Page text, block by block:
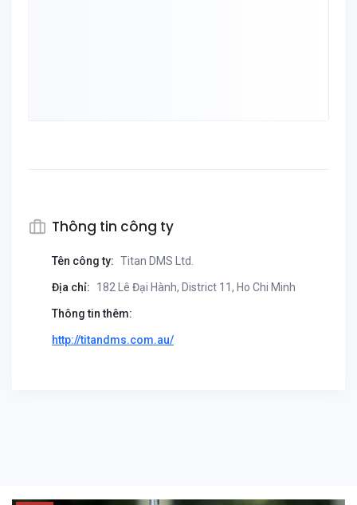
Thông tin công ty
Tên công ty: Titan DMS Ltd.
Địa chỉ: 182 Lê Đại Hành, District 11, Ho Chi Minh
Thông tin thêm:
http://titandms.com.au/